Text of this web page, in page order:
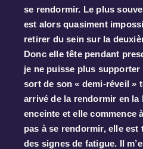
se rendormir. Le plus
est alors quasiment
retirer du sein sur la
Donc elle tête pendant
je ne puisse plus
sort de son « demi-réveil »
arrivé de la rendormir en la
enceinte et elle commence à
pas à se rendormir, elle
des signes de fatigue. Il